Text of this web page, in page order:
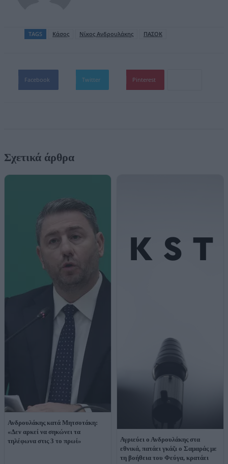
TAGS Κάσος Νίκος Ανδρουλάκης ΠΑΣΟΚ
Facebook Twitter Pinterest
Σχετικά άρθρα
Ανδρουλάκης κατά Μητσοτάκη:
«Δεν αρκεί να σηκώνει τα
τηλέφωνα στις 3 το πρωί»
Αγριεύει ο Ανδρουλάκης στα
εθνικά, πατάει γκάζι ο Σαμαράς με
τη βοήθεια του Φεύγα, κρατάει